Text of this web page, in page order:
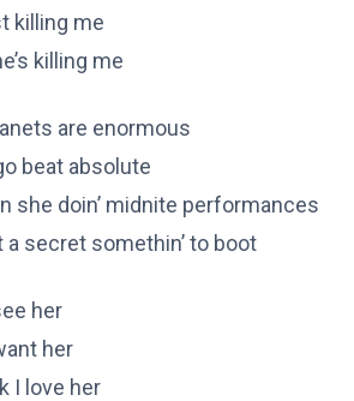
killing me
killing me
are enormous
beat absolute
she doin’ midnite performances
a secret somethin’ to boot
her
her
I love her